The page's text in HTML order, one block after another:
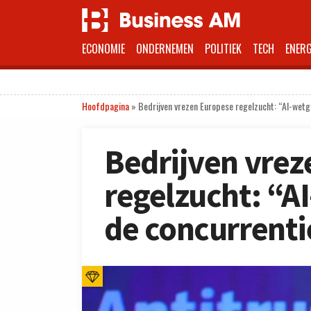
ECONOMIE ONDERNEMEN POLITIEK TECH
Hoofdpagina» Bedrijven vrezen Europese regelzucht: “AI-
Bedrijven
regelzucht:
de